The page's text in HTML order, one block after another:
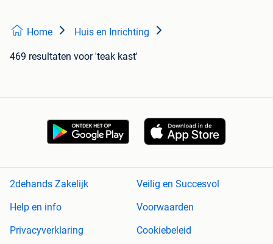
Home Huis en Inrichting
469 resultaten voor 'teak kast'
2dehands Zakelijk
Veilig en Succesvol
Help en info
Voorwaarden
Privacyverklaring
Cookiebeleid